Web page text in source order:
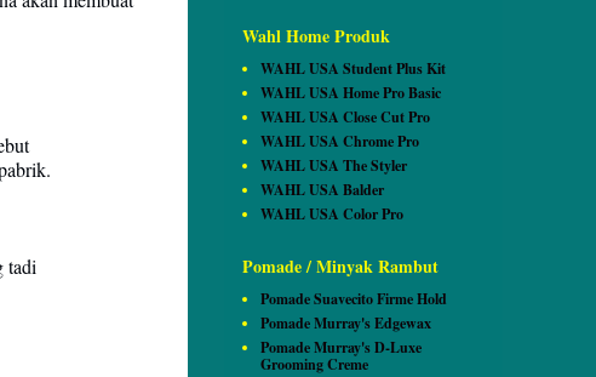
tadi
Wahl Home Produk
WAHL USA Student Plus Kit
WAHL USA Home Pro Basic
WAHL USA Close Cut Pro
WAHL USA Chrome Pro
WAHL USA The Styler
WAHL USA Balder
WAHL USA Color Pro
Pomade / Minyak Rambut
Pomade Suavecito Firme Hold
Pomade Murray's Edgewax
Pomade Murray's D-Luxe
Grooming Creme